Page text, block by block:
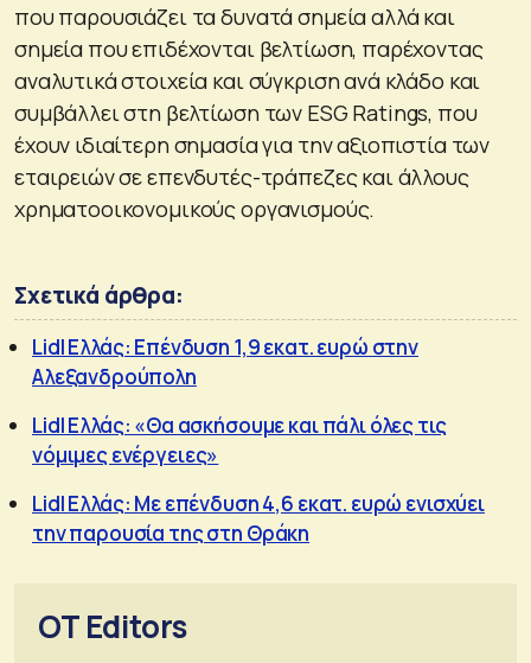
που παρουσιάζει τα δυνατά σημεία αλλά και
σημεία που επιδέχονται βελτίωση, παρέχοντας
αναλυτικά στοιχεία και σύγκριση ανά κλάδο και
συμβάλλει στη βελτίωση των ESG Ratings, που
έχουν ιδιαίτερη σημασία για την αξιοπιστία των
εταιρειών σε επενδυτές-τράπεζες και άλλους
χρηματοοικονομικούς οργανισμούς.
Σχετικά άρθρα:
Lidl Ελλάς: Επένδυση 1,9 εκατ. ευρώ στην
Αλεξανδρούπολη
Lidl Ελλάς: «Θα ασκήσουμε και πάλι όλες τις
νόμιμες ενέργειες»
Lidl Ελλάς: Mε επένδυση 4,6 εκατ. ευρώ ενισχύει
την παρουσία της στη Θράκη
OT Editors